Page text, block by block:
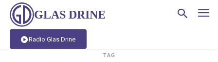
GLAS DRINE
Radio Glas Drine
TAG